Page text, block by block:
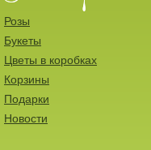
Розы
Букеты
Цветы в коробках
Корзины
Подарки
Новости